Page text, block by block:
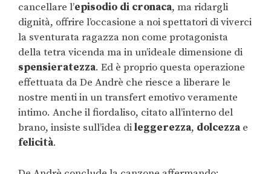
cancellare l’episodio di cronaca, ma ridargli
dignità, offrire l’occasione a noi spettatori di viverci
la sventurata ragazza non come protagonista
della tetra vicenda ma in un’ideale dimensione di
spensieratezza. Ed è proprio questa operazione
effettuata da De Andrè che riesce a liberare le
nostre menti in un transfert emotivo veramente
intimo. Anche il fiordaliso, citato all’interno del
brano, insiste sull’idea dileggerezza, dolcezza e
felicità.